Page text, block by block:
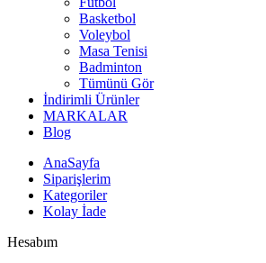
Basketbol
Voleybol
Masa Tenisi
Badminton
Tümünü Gör
İndirimli Ürünler
MARKALAR
Blog
AnaSayfa
Siparişlerim
Kategoriler
Kolay İade
Hesabım